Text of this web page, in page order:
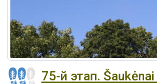
75-й этап.